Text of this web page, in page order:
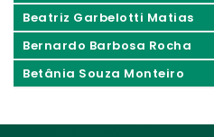
Beatriz Garbelotti Matias
Bernardo Barbosa Rocha
Betânia Souza Monteiro